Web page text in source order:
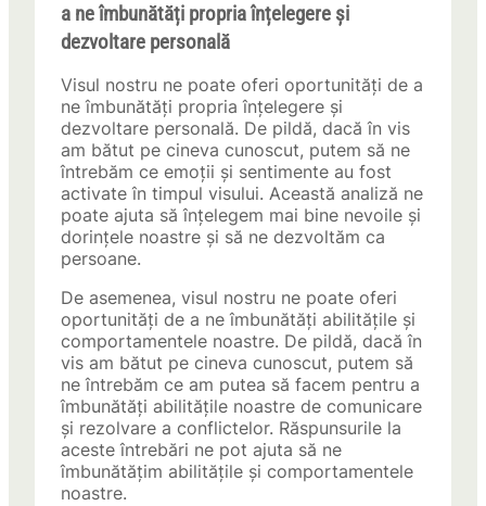
a ne îmbunătăți propria înțelegere și
dezvoltare personală
Visul nostru ne poate oferi oportunități de a
ne îmbunătăți propria înțelegere și
dezvoltare personală. De pildă, dacă în vis
am bătut pe cineva cunoscut, putem să ne
întrebăm ce emoții și sentimente au fost
activate în timpul visului. Această analiză ne
poate ajuta să înțelegem mai bine nevoile și
dorințele noastre și să ne dezvoltăm ca
persoane.
De asemenea, visul nostru ne poate oferi
oportunități de a ne îmbunătăți abilitățile și
comportamentele noastre. De pildă, dacă în
vis am bătut pe cineva cunoscut, putem să
ne întrebăm ce am putea să facem pentru a
îmbunătăți abilitățile noastre de comunicare
și rezolvare a conflictelor. Răspunsurile la
aceste întrebări ne pot ajuta să ne
îmbunătățim abilitățile și comportamentele
noastre.